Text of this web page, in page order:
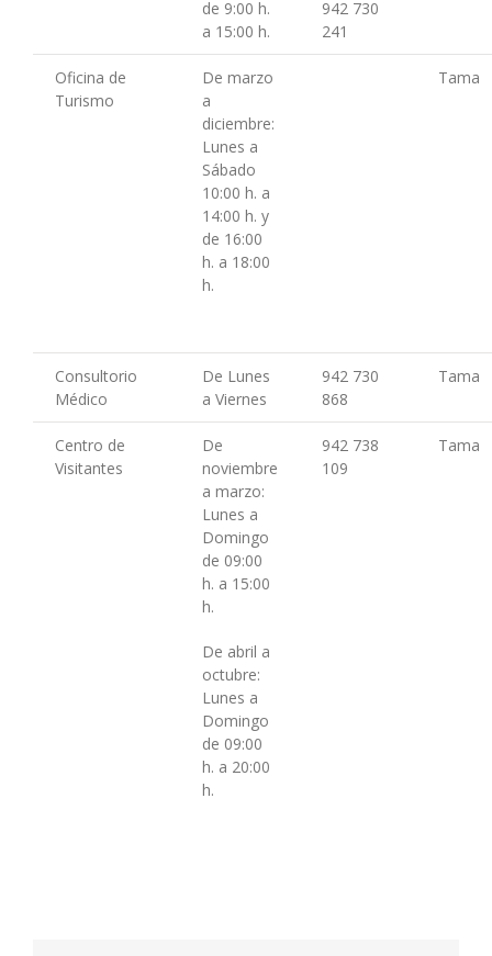
de 9:00 h.
a 15:00 h.
942 730
241
Oficina de
Turismo
De marzo
a
diciembre:
Lunes a
Sábado
10:00 h. a
14:00 h. y
de 16:00
h. a 18:00
h.
Tama
Consultorio
Médico
De Lunes
a Viernes
942 730
868
Tama
Centro de
Visitantes
De
noviembre
a marzo:
Lunes a
Domingo
de 09:00
h. a 15:00
h.
De abril a
octubre:
Lunes a
Domingo
de 09:00
h. a 20:00
h.
942 738
109
Tama